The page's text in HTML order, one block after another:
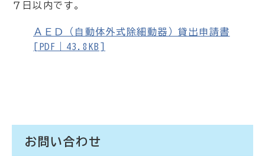
７日以内です。
ＡＥＤ（自動体外式除細動器）貸出申請書
[PDF｜43.8KB]
お問い合わせ